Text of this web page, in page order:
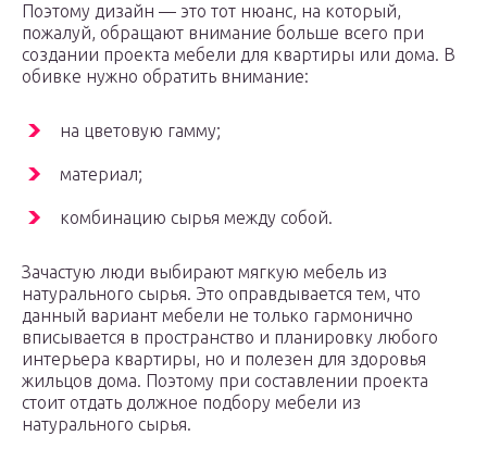
Поэтому дизайн — это тот нюанс, на который,
пожалуй, обращают внимание больше всего при
создании проекта мебели для квартиры или дома. В
обивке нужно обратить внимание:
на цветовую гамму;
материал;
комбинацию сырья между собой.
Зачастую люди выбирают мягкую мебель из
натурального сырья. Это оправдывается тем, что
данный вариант мебели не только гармонично
вписывается в пространство и планировку любого
интерьера квартиры, но и полезен для здоровья
жильцов дома. Поэтому при составлении проекта
стоит отдать должное подбору мебели из
натурального сырья.